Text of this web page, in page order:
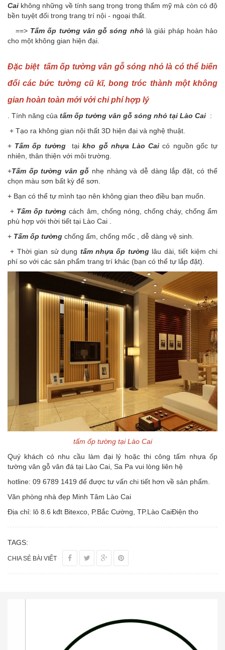
Cai không những về tính sang trọng trong thẩm mỹ mà còn có độ
bền tuyệt đối trong trang trí nội - ngoại thất.
==>Tấm ốp tường vân gỗ sóng nhỏ là giải pháp hoàn hảo
cho một không gian hiện đại.
Đặc biệt tấm ốp tường vân gỗ sóng nhỏ là có thể biến
đổi các bức tường cũ kĩ, bong tróc thành một không
gian hoàn toàn mới với chi phí hợp lý
. Tính năng của tấm ốp tường vân gỗ sóng nhỏ tại Lào Cai :
+ Tạo ra không gian nội thất 3D hiện đại và nghệ thuật.
+ Tấm ốp tườngtại kho gỗ nhựa Lào Caicó nguồn gốc tự
nhiên, thân thiện với môi trường.
+Tấm ốp tường vân gỗ nhẹ nhàng và dễ dàng lắp đặt, có thể
chọn màu sơn bất kỳ để sơn.
+ Bạn có thể tự mình tạo nên không gian theo điều bạn muốn.
+ Tấm ốp tường cách âm, chống nóng, chống cháy, chống ẩm
phù hợp với thời tiết tại Lào Cai .
+ Tấm ốp tường chống ẩm, chống mốc , dễ dàng vệ sinh.
+ Thời gian sử dụng tấm nhựa ốp tườnglâu dài, tiết kiệm chi
phí so với các sản phẩm trang trí khác (bạn có thể tự lắp đặt).
tấm ốp tường tại Lào Cai
Quý khách có nhu cầu làm đại lý hoặc thi công tấm nhựa ốp
tường vân gỗ vân đá tại Lào Cai, Sa Pa vui lòng liên hệ
hotline: 09 6789 1419 để được tư vấn chi tiết hơn về sản phẩm.
Văn phòng nhà đẹp Minh Tâm Lào Cai
Địa chỉ: lô 8.6 kđt Bitexco, P.Bắc Cường, TP.Lào CaiĐiện tho
TAGS:
CHIA SẺ BÀI VIẾT